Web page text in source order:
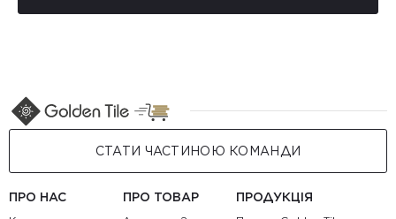
СТАТИ ЧАСТИНОЮ КОМАНДИ
ПРО НАС ПРО ТОВАР ПРОДУКЦІЯ